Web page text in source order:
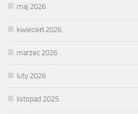
maj 2026
kwiecień 2026
marzec 2026
luty 2026
listopad 2025